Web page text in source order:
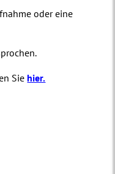
oder eine
Siehier.